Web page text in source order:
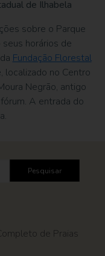
de Ilhabela
sobre o Parque
horários de
Fundação Florestal
localizado no Centro
Negrão, antigo
A entrada do
Pesquisar
por:
de Praias